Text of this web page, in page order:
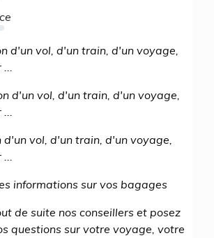
d'un vol, d'un train, d'un voyage,
...
d'un vol, d'un train, d'un voyage,
...
d'un vol, d'un train, d'un voyage,
...
informations sur vos bagages
de suite nos conseillers et posez
questions sur votre voyage, votre